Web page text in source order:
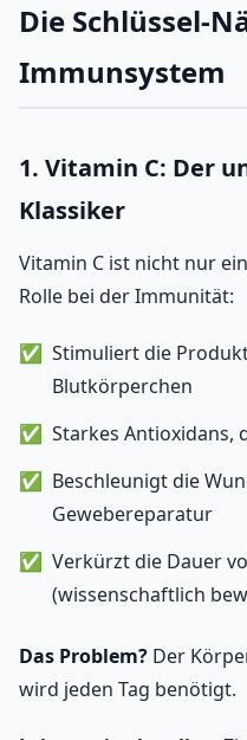
Die Schlüssel-
Immunsystem
1. Vitamin C: Der
Klassiker
Vitamin C ist nicht nur
Rolle bei der Immunität:
Stimuliert die
Blutkörperchen
Starkes Antioxidans,
Beschleunigt die
Gewebereparatur
Verkürzt die Dauer
(wissenschaftlich
Das Problem? Der
wird jeden Tag benötigt.